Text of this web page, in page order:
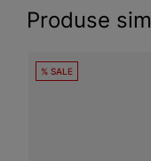
Produse
% SALE